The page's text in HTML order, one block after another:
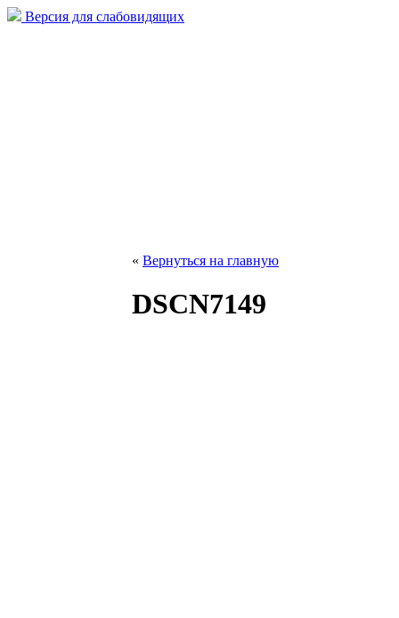
Версия для слабовидящих
« Вернуться на главную
DSCN7149